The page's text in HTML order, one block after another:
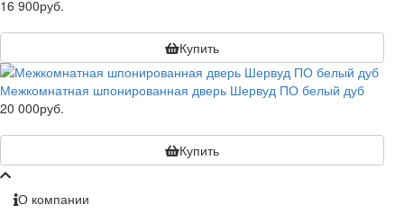
16 900руб.
Купить
Межкомнатная шпонированная дверь Шервуд ПО белый дуб
20 000руб.
Купить
О компании